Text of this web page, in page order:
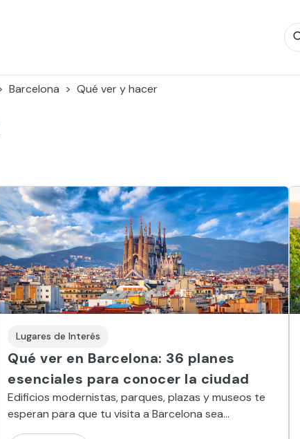
Barcelona Qué ver y hacer
Lugares de Interés
Qué ver en Barcelona: 36 planes
esenciales para conocer la ciudad
Edificios modernistas, parques, plazas y museos te
esperan para que tu visita a Barcelona sea
inolvidable. Aquí te dejamos una lista de